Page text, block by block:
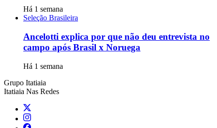
Há 1 semana
Seleção Brasileira
Ancelotti explica por que não deu entrevista no
campo após Brasil x Noruega
Há 1 semana
Grupo Itatiaia
Itatiaia Nas Redes